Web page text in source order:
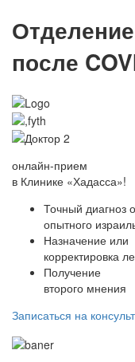
после
онлайн-прием
в Клинике «Хадасса»!
Точный диагноз
опытного
Назначение или
корректировка
Получение
второго мнения
Записаться на